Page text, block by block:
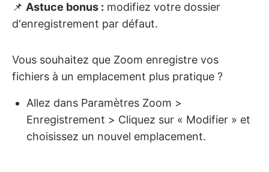
📌 Astuce bonus : modifiez votre dossier
d'enregistrement par défaut.
Vous souhaitez que Zoom enregistre vos
fichiers à un emplacement plus pratique ?
Allez dans Paramètres Zoom >
Enregistrement > Cliquez sur « Modifier » et
choisissez un nouvel emplacement.